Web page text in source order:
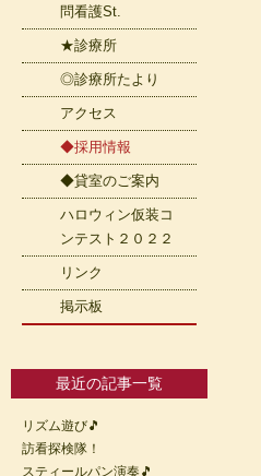
問看護St.
★診療所
◎診療所たより
アクセス
◆採用情報
◆貸室のご案内
ハロウィン仮装コ
ンテスト２０２２
リンク
掲示板
最近の記事一覧
リズム遊び🎵
訪看探検隊！
スティールパン演奏🎵